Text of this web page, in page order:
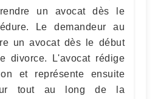
un avocat dès le
Le demandeur au
un avocat dès le début
divorce. L'avocat rédige
et représente ensuite
tout au long de la